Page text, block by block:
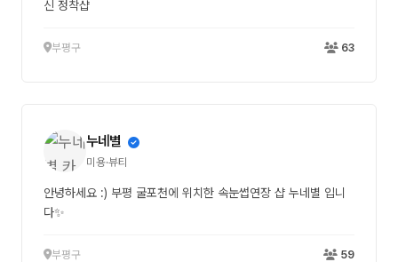
신 정착샵
부평구 63
누네별
미용·뷰티
안녕하세요 :) 부평 굴포천에 위치한 속눈썹연장 샵 누네별 입니
다✨
부평구 59